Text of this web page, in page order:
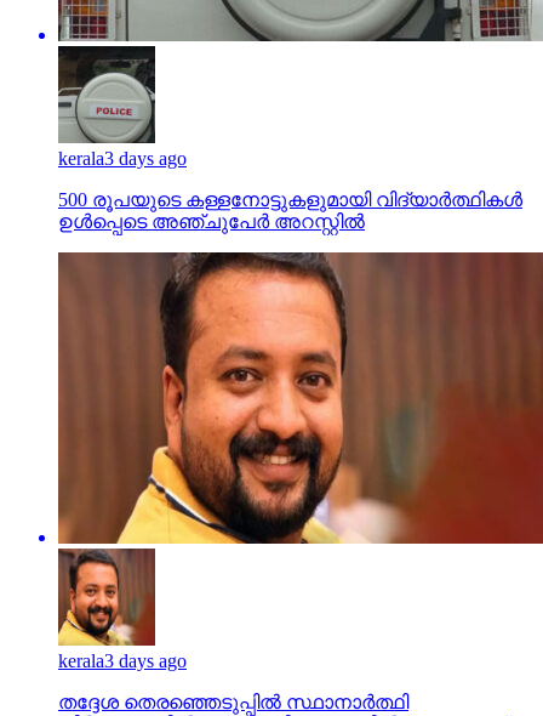
kerala3 days ago
500 രൂപയുടെ കള്ളനോട്ടുകളുമായി വിദ്യാര്‍ത്ഥികള്‍
kerala3 days ago
തദ്ദേശ തെരഞ്ഞെടുപ്പില്‍ സ്ഥാനാര്‍ത്ഥി
ആര്‍എസ്എസ് പ്രവര്‍ത്തകന്‍ ആത്മഹത്യ ചെയ്തു